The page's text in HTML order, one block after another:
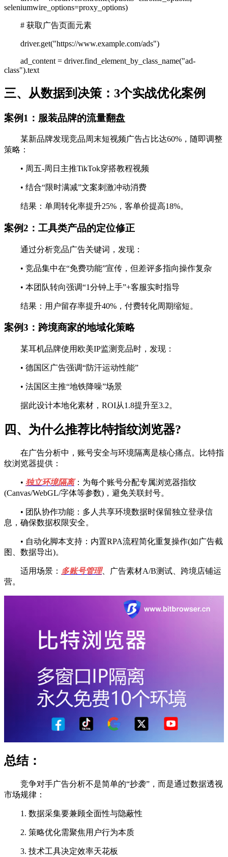
seleniumwire_options=proxy_options)
# 获取广告页面元素
driver.get("https://www.example.com/ads")
ad_content = driver.find_element_by_class_name("ad-
class").text
三、从数据到决策：3个实战优化案例
案例1：服装品牌的流量翻盘
某新品牌发现竞品周末短视频广告占比达60%，随即调整
策略：
• 周五-周日主推TikTok穿搭教程视频
• 结合“限时满减”文案刺激冲动消费
结果：单周转化率提升25%，客单价提高18%。
案例2：工具类产品的定位修正
通过分析竞品广告关键词，发现：
• 竞品集中在“免费功能”宣传，但差评多指向操作复杂
• 本团队转向强调“1分钟上手”+客服实时指导
结果：用户留存率提升40%，付费转化周期缩短。
案例3：跨境商家的地域化策略
某耳机品牌使用欧美IP监测竞品时，发现：
• 德国区广告强调“防汗运动性能”
• 法国区主推“地铁降噪”场景
据此设计本地化素材，ROI从1.8提升至3.2。
四、为什么推荐比特指纹浏览器?
在广告分析中，账号安全与环境隔离是核心痛点。比特指
纹浏览器提供：
• 独立环境隔离：为每个账号分配专属浏览器指纹
(Canvas/WebGL/字体等参数)，避免关联封号。
• 团队协作功能：多人共享环境数据时保留独立登录信
息，确保数据权限安全。
• 自动化脚本支持：内置RPA流程简化重复操作(如广告截
图、数据导出)。
适用场景： 多账号管理、广告素材A/B测试、跨境店铺运
营。
总结：
竞争对手广告分析不是简单的“抄袭”，而是通过数据透视
市场规律：
1. 数据采集要兼顾全面性与隐蔽性
2. 策略优化需聚焦用户行为本质
3. 技术工具决定效率天花板